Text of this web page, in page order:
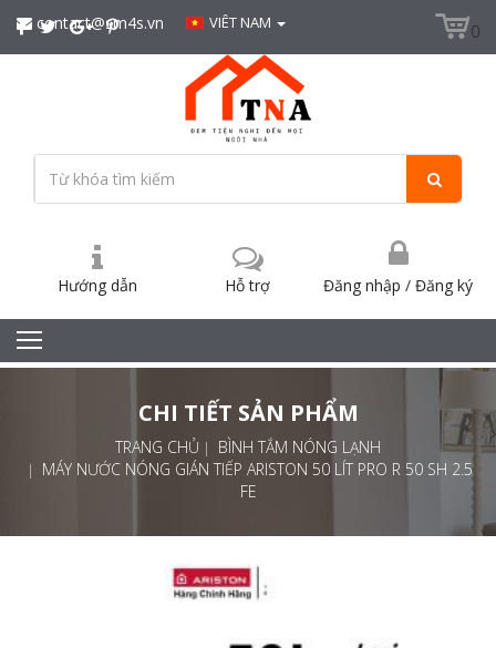
contact@sm4s.vn VIÊT NAM 0
Đăng nhập/Đăng ký
Hướng dẫn Hỗ trợ
CHI TIẾT SẢN PHẨM
TRANG CHỦ
BÌNH TẮM NÓNG LẠNH
MÁY NƯỚC NÓNG GIÁN TIẾP ARISTON 50 LÍT PRO R 50 SH 2.5
FE